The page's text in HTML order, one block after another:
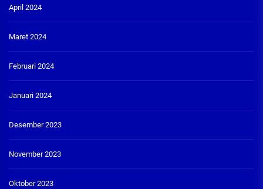
April 2024
Maret 2024
Februari 2024
Januari 2024
Desember 2023
November 2023
Oktober 2023